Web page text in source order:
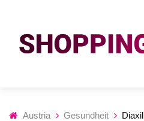
Austria Gesundheit Diaxil